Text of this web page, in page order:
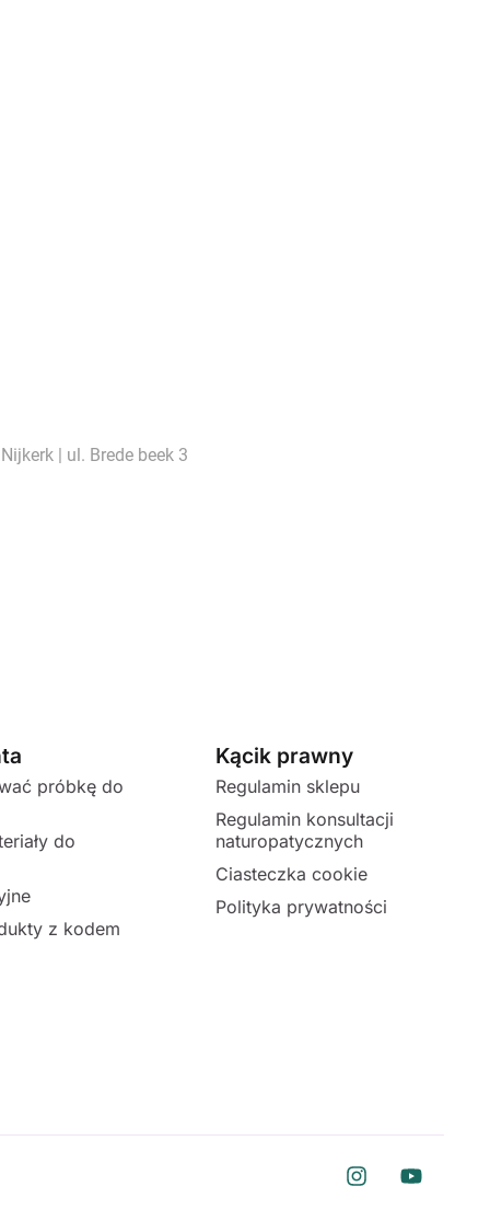
próbkę do
do
z kodem
Kącik prawny
Regulamin sklepu
Regulamin konsultacji
naturopatycznych
Ciasteczka cookie
Polityka prywatności